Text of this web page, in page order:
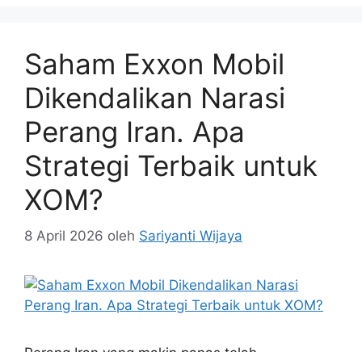
Saham Exxon Mobil
Dikendalikan Narasi
Perang Iran. Apa
Strategi Terbaik untuk
XOM?
8 April 2026 oleh Sariyanti Wijaya